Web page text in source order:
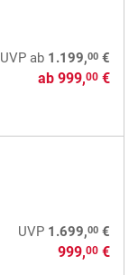
UVPab 1.199,00€
ab 999,00€
UVP 1.699,00€
999,00€